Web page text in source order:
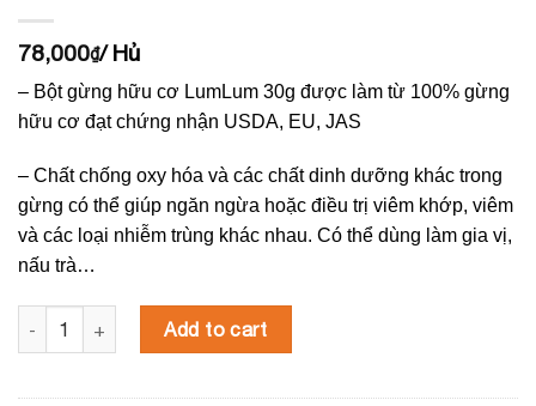
78,000₫/ Hủ
– Bột gừng hữu cơ LumLum 30g được làm từ 100% gừng
hữu cơ đạt chứng nhận USDA, EU, JAS
– Chất chống oxy hóa và các chất dinh dưỡng khác trong
gừng có thể giúp ngăn ngừa hoặc điều trị viêm khớp, viêm
và các loại nhiễm trùng khác nhau. Có thể dùng làm gia vị,
nấu trà…
Bột Gừng Hữu Cơ 30g LumLum quantity
Add to cart